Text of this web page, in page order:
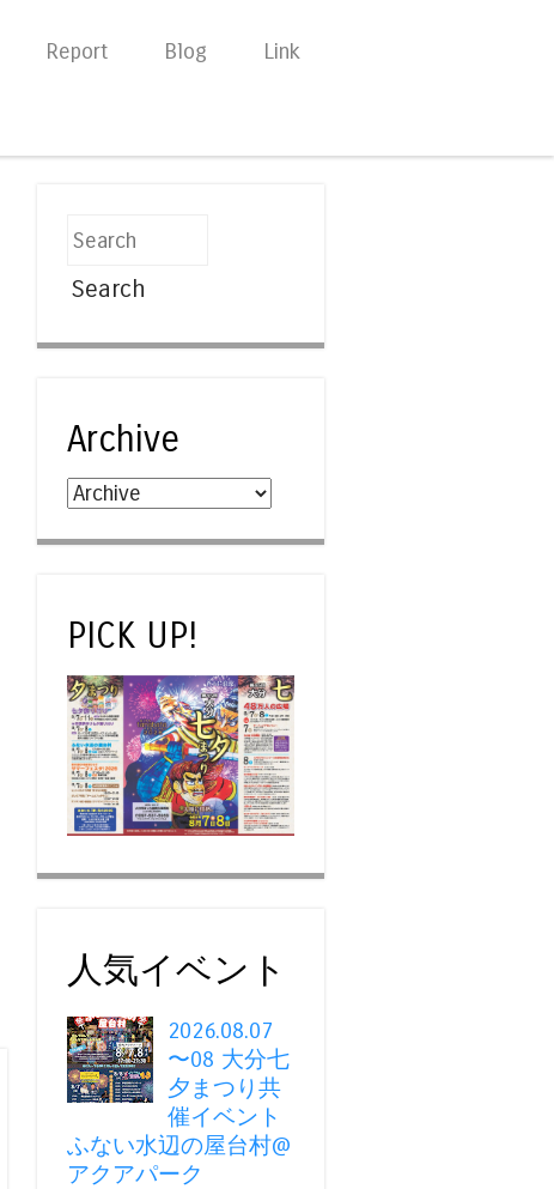
Report Blog Link
Search
Archive
PICK UP!
人気イベント
2026.08.07
〜08 大分七
夕まつり共
催イベント
ふない水辺の屋台村@
アクアパーク